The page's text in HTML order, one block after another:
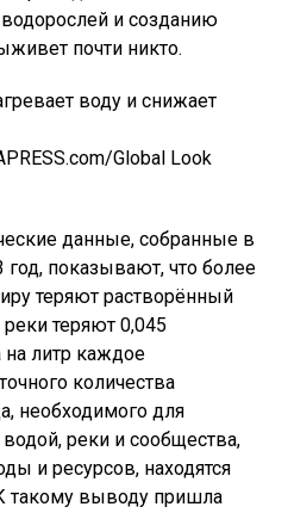
и созданию
почти никто.
Global Look
данные, собранные в
год, показывают, что более
теряют растворённый
теряют 0,045
литр каждое
количества
необходимого для
реки и сообщества,
и ресурсов, находятся
такому выводу пришла